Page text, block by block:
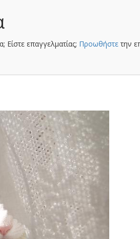
Είστε επαγγελματίας; Προωθήστε την